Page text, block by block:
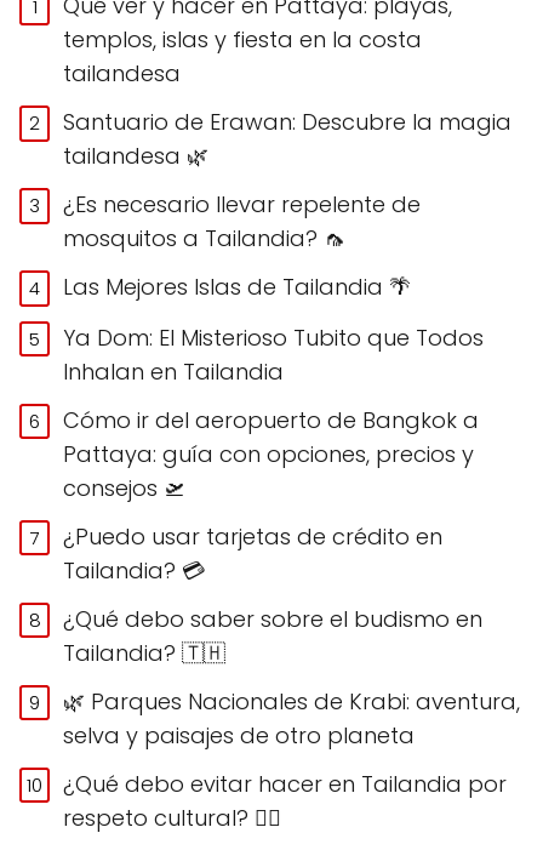
templos, islas y fiesta en la costa
tailandesa
Santuario de Erawan: Descubre la magia
tailandesa 🌿
¿Es necesario llevar repelente de
mosquitos a Tailandia? 🦟
Las Mejores Islas de Tailandia 🌴
Ya Dom: El Misterioso Tubito que Todos
Inhalan en Tailandia
Cómo ir del aeropuerto de Bangkok a
Pattaya: guía con opciones, precios y
consejos 🛫
¿Puedo usar tarjetas de crédito en
Tailandia? 💳
¿Qué debo saber sobre el budismo en
Tailandia? 🇹🇭
🌿 Parques Nacionales de Krabi: aventura,
selva y paisajes de otro planeta
¿Qué debo evitar hacer en Tailandia por
respeto cultural? 🙅‍♀️